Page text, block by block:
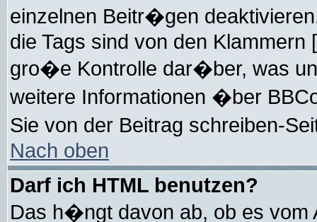
einzelnen Beitr�gen
die Tags sind von den
gro�e Kontrolle dar�ber, was
weitere Informationen �ber
Sie von der Beitrag schreiben-
Nach oben
Darf ich HTML benutzen?
Das h�ngt davon ab, ob es vom